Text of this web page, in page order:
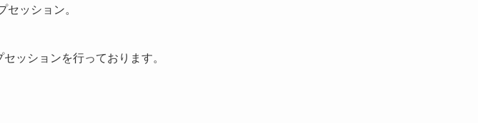
セッション。
ッションを行っております。